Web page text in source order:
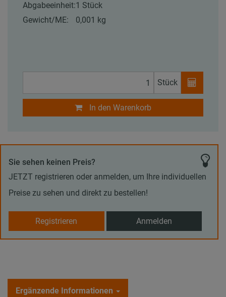
Abgabeeinheit:1 Stück
Gewicht/ME:
0,001 kg
Stück
In den Warenkorb
Sie sehen keinen Preis?
JETZT registrieren oder anmelden, um Ihre individuellen
Preise zu sehen und direkt zu bestellen!
Registrieren Anmelden
Ergänzende Informationen